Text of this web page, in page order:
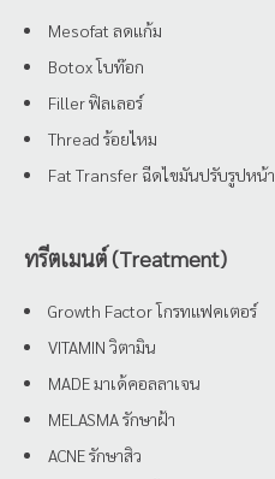
Mesofat ลดแก้ม
Botox โบท๊อก
Filler ฟิลเลอร์
Thread ร้อยไหม
Fat Transfer ฉีดไขมันปรับรูปหน้า
ทรีตเมนต์ (Treatment)
Growth Factor โกรทแฟคเตอร์
VITAMIN วิตามิน
MADE มาเด้คอลลาเจน
MELASMA รักษาฝ้า
ACNE รักษาสิว